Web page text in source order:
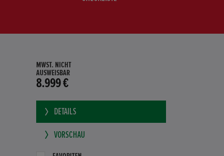
MWST. NICHT
AUSWEISBAR
8.999 €
DETAILS
VORSCHAU